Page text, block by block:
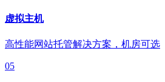
虚拟主机
高性能网站托管解决方案，机房可选
05